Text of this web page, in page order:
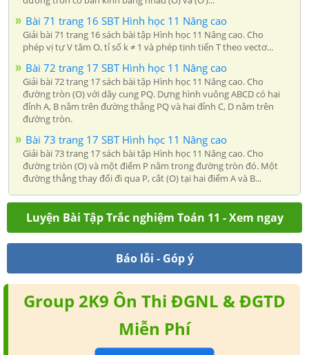
Bài 71 trang 16 SBT Hình học 11 Nâng cao
Giải bài 71 trang 16 sách bài tập Hình học 11 Nâng cao. Cho
phép vị tự V tâm O, tỉ số k ≠ 1 và phép tịnh tiến T theo vectơ...
Bài 72 trang 17 SBT Hình học 11 Nâng cao
Giải bài 72 trang 17 sách bài tập Hình học 11 Nâng cao. Cho
đường tròn (O) với dây cung PQ. Dựng hình vuông ABCD có hai
đỉnh A, B nằm trên đường thẳng PQ và hai đỉnh C, D nằm trên
đường tròn.
Bài 73 trang 17 SBT Hình học 11 Nâng cao
Giải bài 73 trang 17 sách bài tập Hình học 11 Nâng cao. Cho
đường triòn (O) và một điểm P nằm trong đường tròn đó. Một
đường thẳng thay đổi đi qua P, cắt (O) tại hai điểm A và B...
Luyện Bài Tập Trắc nghiệm Toán 11 - Xem ngay
Báo lỗi - Góp ý
Group 2K9 Ôn Thi ĐGNL & ĐGTD
Miễn Phí